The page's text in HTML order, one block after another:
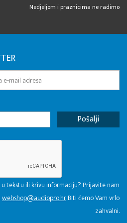
Nedjeljom i praznicima ne radimo
tekstu ili krivu informaciju? Prijavite nam
webshop@audiopro.hrBiti ćemo Vam vrlo
zahvalni.